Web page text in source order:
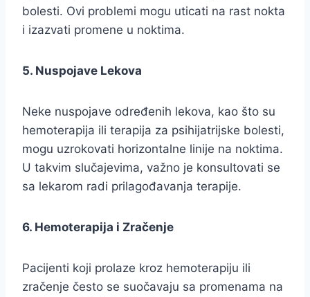
bolesti. Ovi problemi mogu uticati na rast nokta
i izazvati promene u noktima.
5. Nuspojave Lekova
Neke nuspojave određenih lekova, kao što su
hemoterapija ili terapija za psihijatrijske bolesti,
mogu uzrokovati horizontalne linije na noktima.
U takvim slučajevima, važno je konsultovati se
sa lekarom radi prilagođavanja terapije.
6. Hemoterapija i Zračenje
Pacijenti koji prolaze kroz hemoterapiju ili
zračenje često se suočavaju sa promenama na